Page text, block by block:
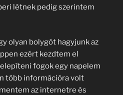
létnek pedig szerintem
olyan bolygót hagyjunk az
ezért kezdtem el
fogok egy napelem
több információra volt
az internetre és